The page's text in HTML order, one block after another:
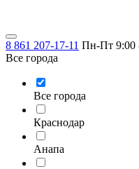
8 861 207-17-11 Пн-Пт 9:00
Все города
Все города
Краснодар
Анапа